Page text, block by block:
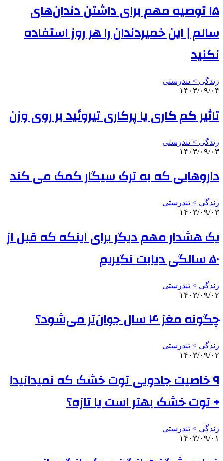
۱۵ توصیه مهم برای داشتن دندان‌های
سالم | این خمیردندان را هر روز استفاده
نکنید
زندگی > تندرستی
۱۴۰۳/۰۹/۰۴
تاثیر کم کاری یا پرکاری تیروئید بر روی وزن
زندگی > تندرستی
۱۴۰۳/۰۹/۰۳
داروهایی که به ترک سیگار کمک می‌ کند
زندگی > تندرستی
۱۴۰۳/۰۹/۰۳
یک هشدار مهم دیگر برای اینکه که قبل از
۵۰ سالگی دیابت نگیریم
زندگی > تندرستی
۱۴۰۳/۰۹/۰۲
چگونه مغز ۴ سال جوان‌تر می‌شود؟
زندگی > تندرستی
۱۴۰۳/۰۹/۰۲
۹ خاصیت جادویی توت خشک که نمیدانید!
+ توت خشک بهتر است یا تازه؟
زندگی > تندرستی
۱۴۰۳/۰۹/۰۱